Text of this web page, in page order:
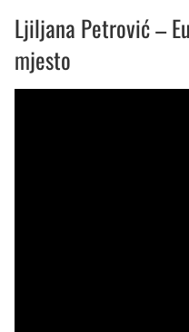
Ljiljana Petrović –
mjesto